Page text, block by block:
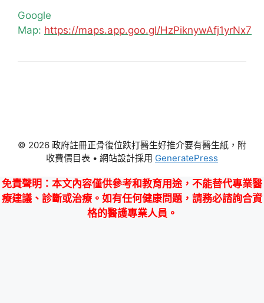
Google
Map: https://maps.app.goo.gl/HzPiknywAfj1yrNx7
© 2026 政府註冊正骨復位跌打醫生好推介要有醫生紙，附
收費價目表 • 網站設計採用 GeneratePress
免責聲明 ：本文內容僅供參考和教育用途，不能替代專業醫
療建議、診斷或治療。如有任何健康問題，請務必諮詢合資
格的醫護專業人員。